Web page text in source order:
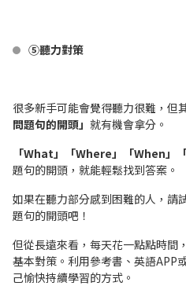
⑤聽力對策
很多新手可能會覺得聽力很難，但
問題句的開頭」 就有機會拿分。
「What」「Where」「When」
題句的開頭，就能輕鬆找到答案。
如果在聽力部分感到困難的人，請
題句的開頭吧！
但從長遠來看，每天花一點點時間
基本對策。利用參考書、英語APP
己愉快持續學習的方式。